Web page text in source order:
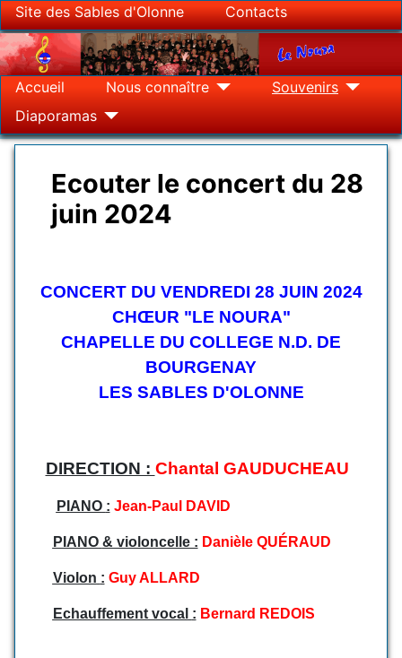
Site des Sables d'Olonne Contacts
Accueil Nous connaître
Souvenirs
Diaporamas
Ecouter le concert du 28
juin 2024
CONCERT DU VENDREDI 28 JUIN 2024
CHŒUR "LE NOURA"
CHAPELLE DU COLLEGE N.D. DE
BOURGENAY
LES SABLES D'OLONNE
DIRECTION : Chantal GAUDUCHEAU
PIANO : Jean-Paul DAVID
PIANO & violoncelle : Danièle QUÉRAUD
Violon : Guy ALLARD
Echauffement vocal : Bernard REDOIS